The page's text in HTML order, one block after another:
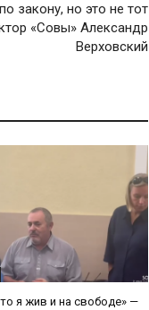
закону, но это не тот
«Совы» Александр
Верховский
я жив и на свободе» —